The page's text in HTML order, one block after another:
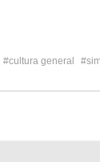
#cultura general